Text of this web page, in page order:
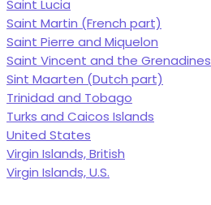
Saint Lucia
Saint Martin (French part)
Saint Pierre and Miquelon
Saint Vincent and the Grenadines
Sint Maarten (Dutch part)
Trinidad and Tobago
Turks and Caicos Islands
United States
Virgin Islands, British
Virgin Islands, U.S.